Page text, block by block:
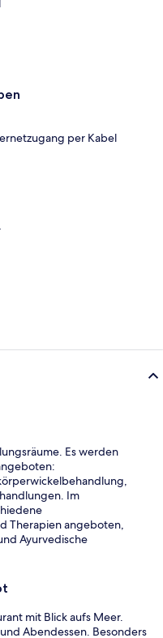
per Kabel
Es werden
Im
Therapien angeboten,
Ayurvedische
mit Blick aufs Meer.
Abendessen. Besonders